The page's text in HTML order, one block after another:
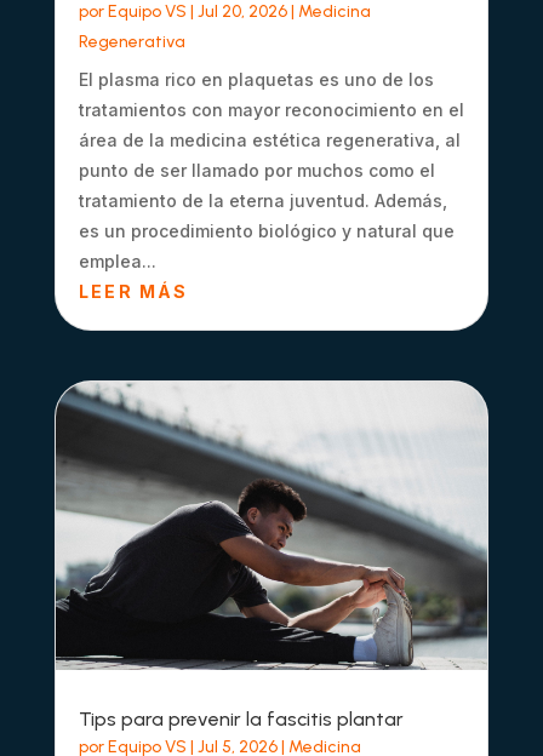
porEquipo VS | Jul 20, 2026| Medicina
Regenerativa
El plasma rico en plaquetas es uno de los
tratamientos con mayor reconocimiento en el
área de la medicina estética regenerativa, al
punto de ser llamado por muchos como el
tratamiento de la eterna juventud. Además,
es un procedimiento biológico y natural que
emplea...
LEER MÁS
Tips para prevenir la fascitis plantar
porEquipo VS | Jul 5, 2026| Medicina